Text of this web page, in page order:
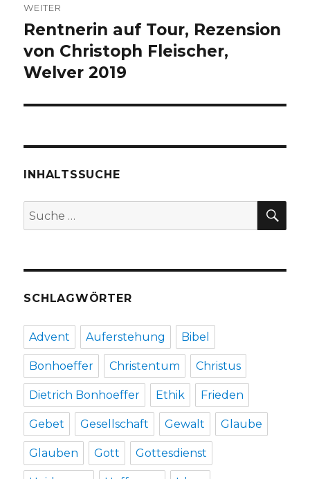
WEITER
Nächster
Beitrag:
Rentnerin auf Tour, Rezension
von Christoph Fleischer,
Welver 2019
INHALTSSUCHE
Suche
nach:
SCHLAGWÖRTER
Advent Auferstehung Bibel
Bonhoeffer Christentum Christus
Dietrich Bonhoeffer Ethik Frieden
Gebet Gesellschaft Gewalt Glaube
Glauben Gott Gottesdienst